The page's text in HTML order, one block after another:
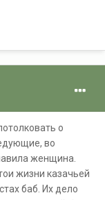
о
во
женщина.
жизни казачьей
баб. Их дело